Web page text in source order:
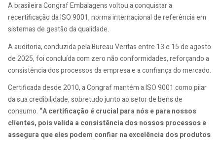
A brasileira Congraf Embalagens voltou a conquistar a
recertificação da ISO 9001, norma internacional de referência em
sistemas de gestão da qualidade.
A auditoria, conduzida pela Bureau Veritas entre 13 e 15 de agosto
de 2025, foi concluída com zero não conformidades, reforçando a
consistência dos processos da empresa e a confiança do mercado.
Certificada desde 2010, a Congraf mantém a ISO 9001 como pilar
da sua credibilidade, sobretudo junto ao setor de bens de
consumo. “A certificação é crucial para nós e para nossos
clientes, pois valida a consistência dos nossos processos e
assegura que eles podem confiar na excelência dos produtos